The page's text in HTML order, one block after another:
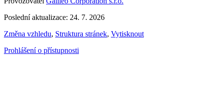
Poslední aktualizace: 24. 7. 2026
Změna vzhledu, Struktura stránek, Vytisknout
Prohlášení o přístupnosti